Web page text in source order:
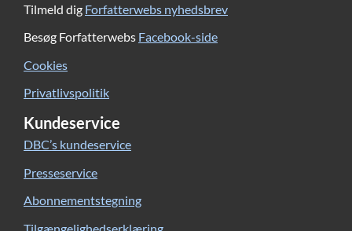
Tilmeld dig Forfatterwebs nyhedsbrev
Besøg Forfatterwebs Facebook-side
Cookies
Privatlivspolitik
Kundeservice
DBC’s kundeservice
Presseservice
Abonnementstegning